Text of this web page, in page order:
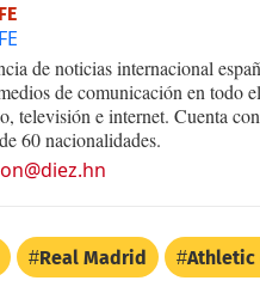
de noticias internacional
de comunicación en todo
televisión e internet. Cuenta
60 nacionalidades.
Real Madrid Athletic